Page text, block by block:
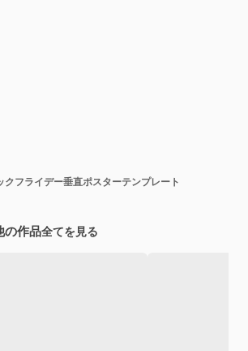
クフライデー垂直ポスターテンプレート
の作品全てを見る